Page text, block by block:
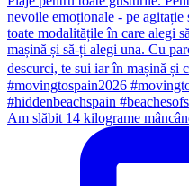
Am slăbit 14 kilograme